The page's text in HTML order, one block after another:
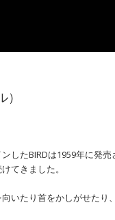
したBIRDは1959年に発
てきました。
いたり首をかしがせたり